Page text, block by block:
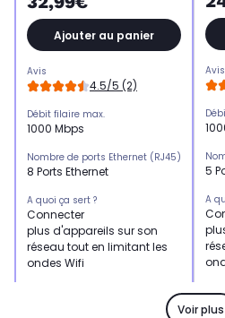
Ajouter au panier
Avis
4.5/5 (2)
Débit filaire max.
1000 Mbps
Nombre de ports Ethernet (RJ45)
8 Ports Ethernet
A quoi ça sert ?
Connecter
plus d'appareils sur son
réseau tout en limitant les
ondes Wifi
Avis
5
A
9.4
Voir plus